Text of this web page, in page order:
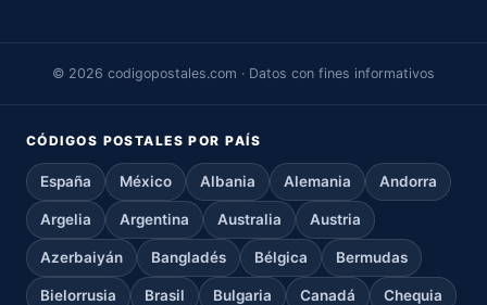
© 2026 codigopostales.com · Datos con fines informativos
CÓDIGOS POSTALES POR PAÍS
España México Albania Alemania Andorra
Argelia Argentina Australia Austria
Azerbaiyán Bangladés Bélgica Bermudas
Bielorrusia Brasil Bulgaria Canadá Chequia